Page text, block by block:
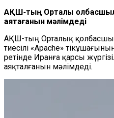
АҚШ-тың Орталық
аяқтағанын мәлімдеді
АҚШ-тың Орталық
тиесілі «Apache»
ретінде Иранға қарсы
аяқталғанын мәлімдеді.